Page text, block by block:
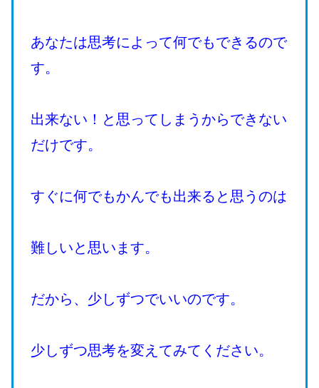
あなたは思考によって何でもできるので
す。
出来ない！と思ってしまうからできない
だけです。
すぐに何でもかんでも出来ると思うのは
難しいと思います。
だから、少しずつでいいのです。
少しずつ思考を変えてみてください。